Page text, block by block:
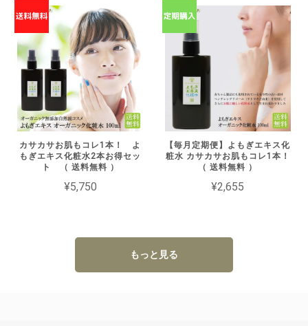
カサカサお肌もコレ1本！ よ
もぎエキス化粧水2本お得セッ
ト （ 送料無料 ）
¥5,750
【毎月定期便】よもぎエキス化
粧水 カサカサお肌もコレ1本！
（ 送料無料 ）
¥2,655
もっと見る